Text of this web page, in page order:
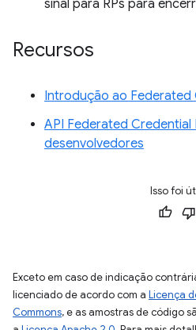
sinal para RPs para
Recursos
Introdução ao Federated
API Federated
desenvolvedores
Isso foi
Exceto em caso de indicação
licenciado de acordo com a Licença
Commons, e as amostras de código